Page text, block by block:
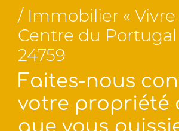
/ Immobilier « Vivre
Centre du Portugal
24759
Faites-nous
votre propriété
que vous